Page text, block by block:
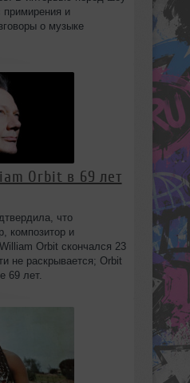
примирения и
о музыке
Orbit в 69 лет
что
композитор и
Orbit скончался 23
не раскрывается; Orbit
69 лет.